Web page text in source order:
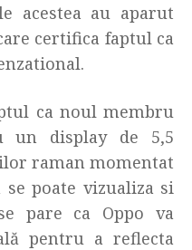
acestea au aparut
certifica faptul ca
ca noul membru
un display de 5,5
raman momentat
se poate vizualiza si
pare ca Oppo va
pentru a reflecta